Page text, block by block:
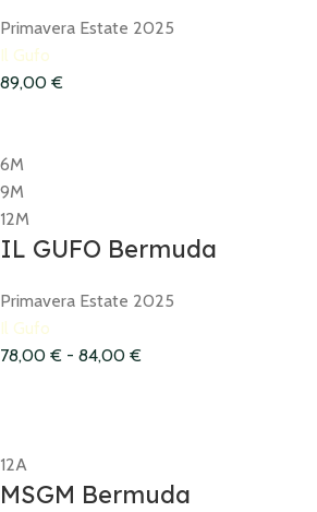
Primavera Estate 2025
Il Gufo
89,00 €
6M
9M
12M
IL GUFO Bermuda
Primavera Estate 2025
Il Gufo
78,00 € - 84,00 €
12A
MSGM Bermuda